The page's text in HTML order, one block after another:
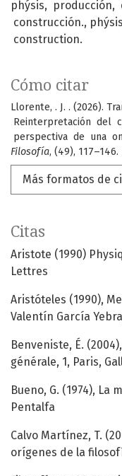
phýsis,
construcción.
construction.
Cómo citar
Llorente, . J. . (2026).
Reinterpretación del
perspectiva de una
Filosofía, (49),
Más formatos de
Citas
Aristote (1990)
Lettres
Aristóteles (1990),
Valentín García
Benveniste, É.
générale, 1, Paris,
Bueno, G. (1974),
Pentalfa
Calvo Martínez, T.
orígenes de la